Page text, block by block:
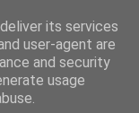
its services
user-agent are
and security
usage